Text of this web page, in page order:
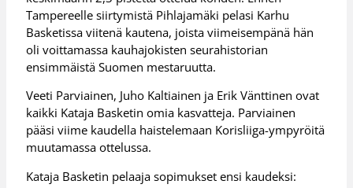
Tampereelle siirtymistä Pihlajamäki pelasi Karhu
Basketissa viitenä kautena, joista viimeisempänä hän
oli voittamassa kauhajokisten seurahistorian
ensimmäistä Suomen mestaruutta.
Veeti Parviainen, Juho Kaltiainen ja Erik Vänttinen ovat
kaikki Kataja Basketin omia kasvatteja. Parviainen
pääsi viime kaudella haistelemaan Korisliiga-ympyröitä
muutamassa ottelussa.
Kataja Basketin pelaaja sopimukset ensi kaudeksi: